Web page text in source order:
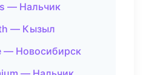
— Нальчик
— Кызыл
— Новосибирск